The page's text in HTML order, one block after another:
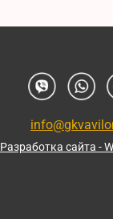
Разработка сайта -